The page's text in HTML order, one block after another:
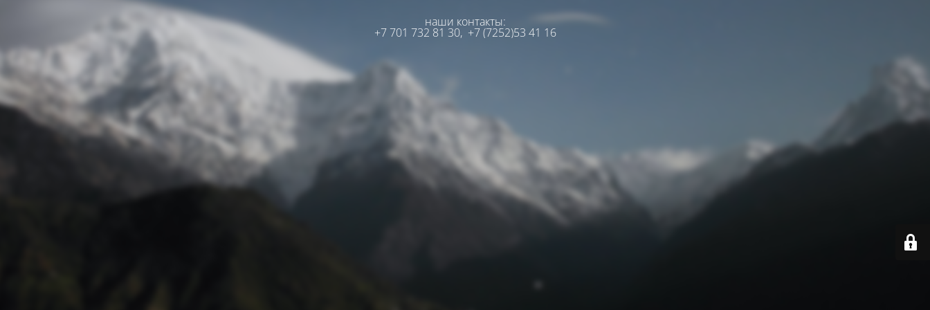
наши контакты:
+7 701 732 81 30, +7 (7252)53 41 16